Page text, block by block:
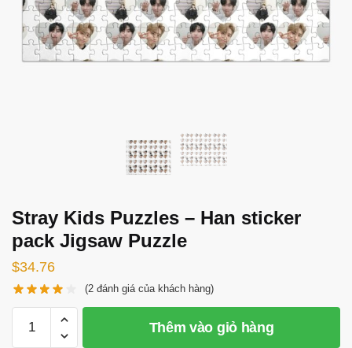
Stray Kids Puzzles – Han sticker
pack Jigsaw Puzzle
$34.76
(2 đánh giá của khách hàng)
Kids
Thêm vào giỏ hàng